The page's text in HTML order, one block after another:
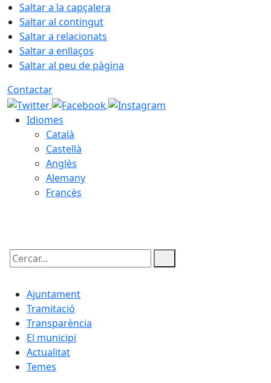
Saltar a la capçalera
Saltar al contingut
Saltar a relacionats
Saltar a enllaços
Saltar al peu de pàgina
Contactar
Idiomes
Català
Castellà
Anglès
Alemany
Francès
Cercar:
Ajuntament
Tramitació
Transparència
El municipi
Actualitat
Temes